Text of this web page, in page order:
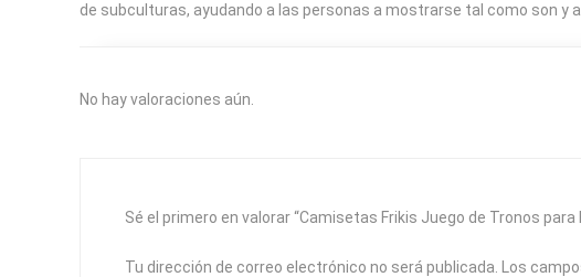
de subculturas, ayudando a las personas a mostrarse tal como son y
No hay valoraciones aún.
Sé el primero en valorar “Camisetas Frikis Juego de Tronos para
Tu dirección de correo electrónico no será publicada. Los